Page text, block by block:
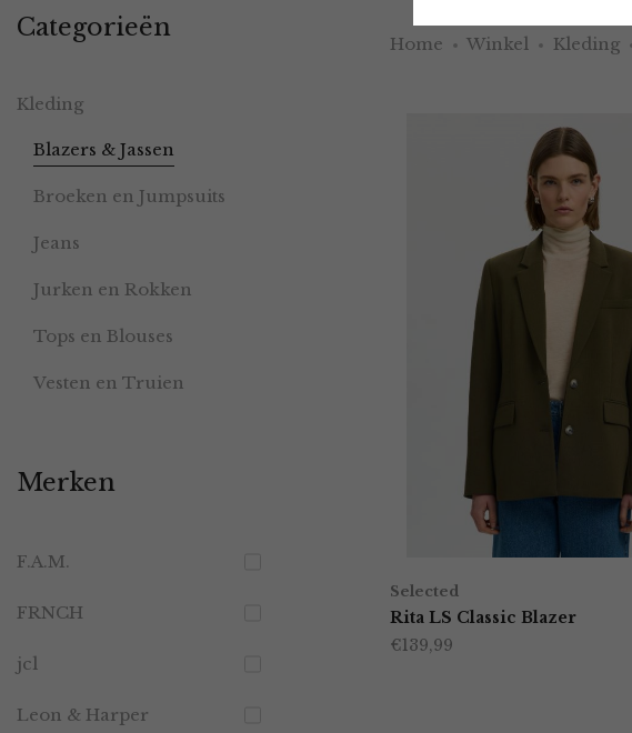
Home Winkel Kleding
Selected
Rita LS Classic Blazer
€139,99
Categorieën
Kleding
Blazers & Jassen
Broeken en Jumpsuits
Jeans
Jurken en Rokken
Tops en Blouses
Vesten en Truien
Merken
F.A.M.
FRNCH
jcl
Leon & Harper